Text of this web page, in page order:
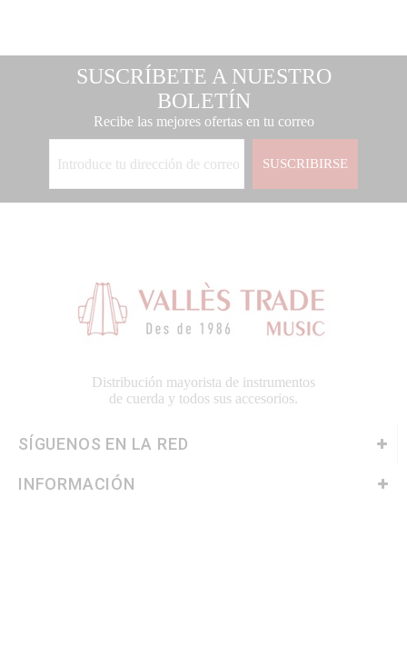
SUSCRÍBETE A NUESTRO
BOLETÍN
Recibe las mejores ofertas en tu correo
SUSCRIBIRSE
Distribución mayorista de instrumentos
de cuerda y todos sus accesorios.
SÍGUENOS EN LA RED
INFORMACIÓN